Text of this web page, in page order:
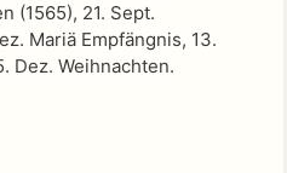
(1565), 21. Sept.
Mariä Empfängnis, 13.
Dez. Weihnachten.